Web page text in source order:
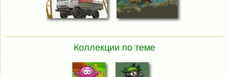
Коллекции по теме